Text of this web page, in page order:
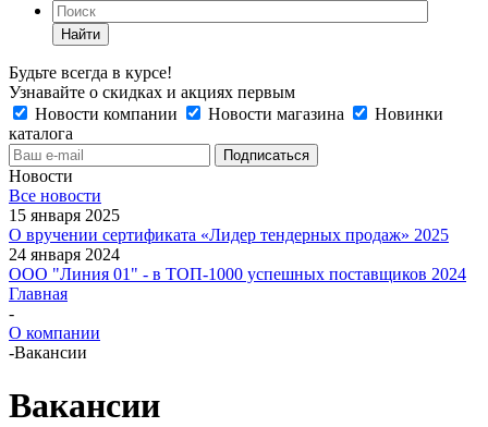
Найти
Будьте всегда в курсе!
Узнавайте о скидках и акциях первым
Новости компании
Новости магазина
Новинки
каталога
Новости
Все новости
15 января 2025
О вручении сертификата «Лидер тендерных продаж» 2025
24 января 2024
ООО "Линия 01" - в ТОП-1000 успешных поставщиков 2024
Главная
-
О компании
-Вакансии
Вакансии